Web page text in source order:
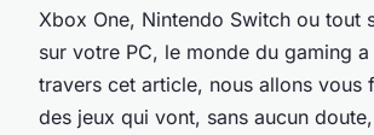
Xbox One, Nintendo Switch ou tout
sur votre PC, le monde du gaming
travers cet article, nous allons vous
des jeux qui vont, sans aucun